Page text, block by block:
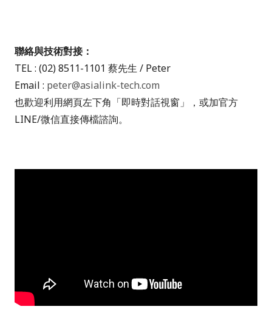
聯絡與技術對接：
TEL : (02) 8511-1101 蔡先生 / Peter
Email : peter@asialink-tech.com
也歡迎利用網頁左下角「即時對話視窗」，或加官方
LINE/微信直接傳檔諮詢。